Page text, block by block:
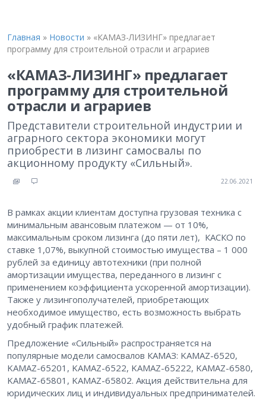
Главная » Новости » «КАМАЗ-ЛИЗИНГ» предлагает
программу для строительной отрасли и аграриев
«КАМАЗ-ЛИЗИНГ» предлагает
программу для строительной
отрасли и аграриев
Представители строительной индустрии и
аграрного сектора экономики могут
приобрести в лизинг самосвалы по
акционному продукту «Сильный».
22.06.2021
В рамках акции клиентам доступна грузовая техника с
минимальным авансовым платежом — от 10%,
максимальным сроком лизинга (до пяти лет), КАСКО по
ставке 1,07%, выкупной стоимостью имущества – 1 000
рублей за единицу автотехники (при полной
амортизации имущества, переданного в лизинг с
применением коэффициента ускоренной амортизации).
Также у лизингополучателей, приобретающих
необходимое имущество, есть возможность выбрать
удобный график платежей.
Предложение «Сильный» распространяется на
популярные модели самосвалов КАМАЗ: KAMAZ-6520,
KAMAZ-65201, KAMAZ-6522, KAMAZ-65222, KAMAZ-6580,
KAMAZ-65801, KAMAZ-65802. Акция действительна для
юридических лиц и индивидуальных предпринимателей.